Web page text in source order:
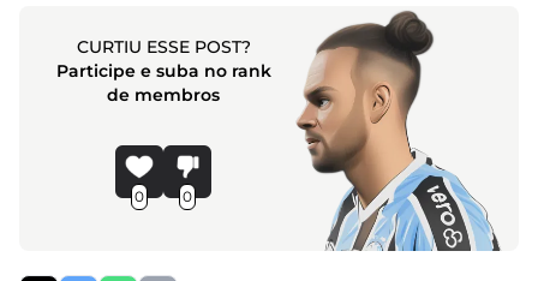
CURTIU ESSE POST?
Participe e suba no rank
de membros
0 0